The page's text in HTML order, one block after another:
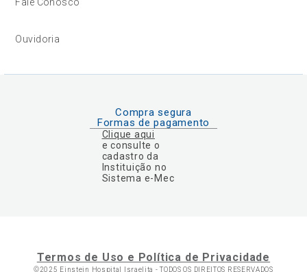
Ouvidoria
Compra segura
Formas de pagamento
Clique aqui
e consulte o
cadastro da
Instituição no
Sistema e-Mec
Termos de Uso e Política de Privacidade
©2025 Einstein Hospital Israelita -TODOS OS DIREITOS RESERVADOS